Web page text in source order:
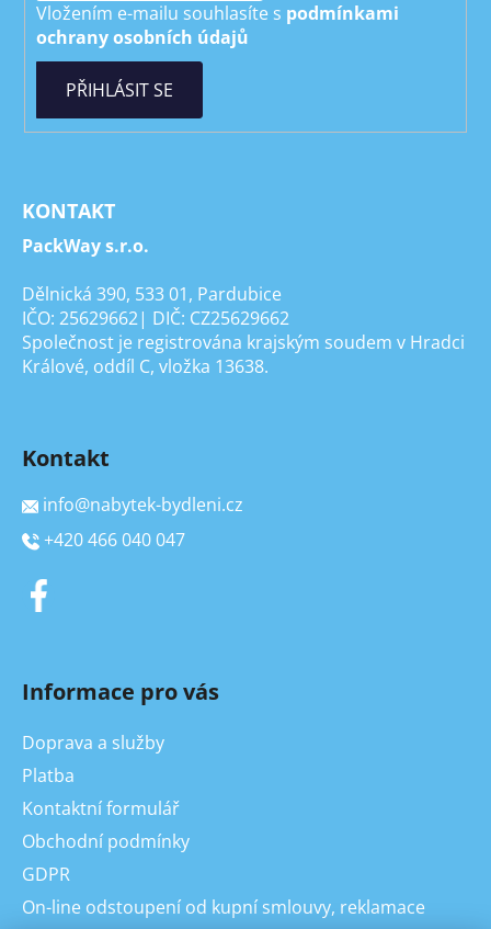
Vložením e-mailu souhlasíte s podmínkami
ochrany osobních údajů
PŘIHLÁSIT SE
KONTAKT
PackWay s.r.o.
Dělnická 390, 533 01, Pardubice
IČO: 25629662| DIČ: CZ25629662
Společnost je registrována krajským soudem v Hradci
Králové, oddíl C, vložka 13638.
Kontakt
info@nabytek-bydleni.cz
+420 466 040 047
Informace pro vás
Doprava a služby
Platba
Kontaktní formulář
Obchodní podmínky
GDPR
On-line odstoupení od kupní smlouvy, reklamace